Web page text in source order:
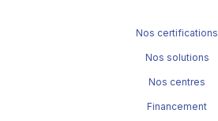
Nos certifications
Nos solutions
Nos centres
Financement